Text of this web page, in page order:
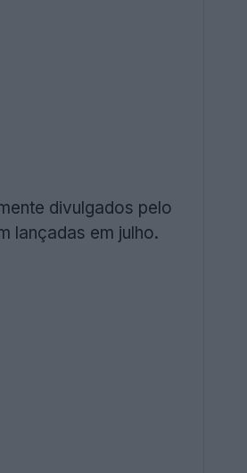
divulgados pelo
lançadas em julho.